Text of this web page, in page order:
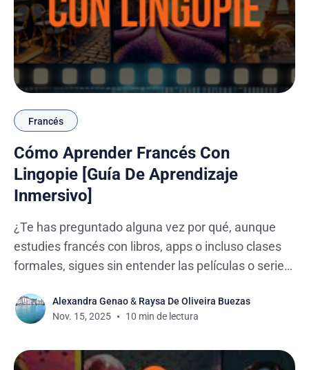
Francés
Cómo Aprender Francés Con
Lingopie [Guía De Aprendizaje
Inmersivo]
¿Te has preguntado alguna vez por qué, aunque
estudies francés con libros, apps o incluso clases
formales, sigues sin entender las películas o series
Aprender un idioma es mucho más que memorizar
vocabulario y reglas gramaticales: también implica
Alexandra Genao& Raysa De Oliveira Buezas
Nov. 15, 2025
10 min de lectura